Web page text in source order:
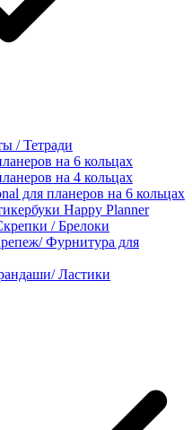
/ Тетради
на 6 кольцах
на 4 кольцах
для планеров на 6 кольцах
Happy Planner
/ Брелоки
Фурнитура для
Ластики